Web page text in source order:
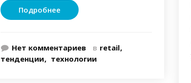
Подробнее
Нет комментариев в retail
тенденции
технологии